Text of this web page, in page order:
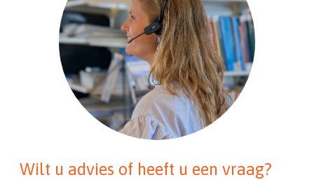
Wilt u advies of heeft u een vraag?